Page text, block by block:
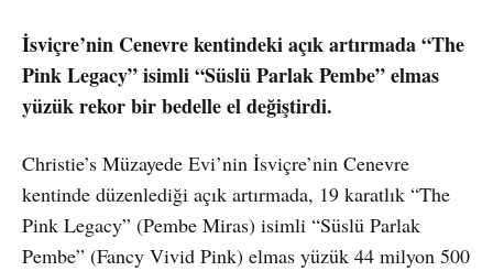
İsviçre’nin Cenevre kentindeki açık artırmada “The
Pink Legacy” isimli “Süslü Parlak Pembe” elmas
yüzük rekor bir bedelle el değiştirdi.
Christie’s Müzayede Evi’nin İsviçre’nin Cenevre
kentinde düzenlediği açık artırmada, 19 karatlık “The
Pink Legacy” (Pembe Miras) isimli “Süslü Parlak
Pembe” (Fancy Vivid Pink) elmas yüzük 44 milyon 500